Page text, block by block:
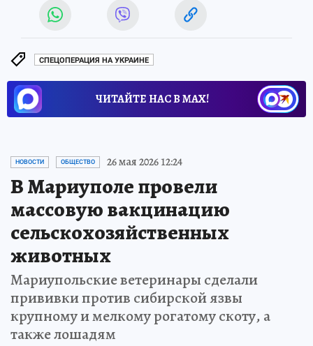
СПЕЦОПЕРАЦИЯ НА УКРАИНЕ
ЧИТАЙТЕ НАС В МАХ!
НОВОСТИ ОБЩЕСТВО 26 мая 2026 12:24
В Мариуполе провели
массовую вакцинацию
сельскохозяйственных
животных
Мариупольские ветеринары сделали
прививки против сибирской язвы
крупному и мелкому рогатому скоту, а
также лошадям